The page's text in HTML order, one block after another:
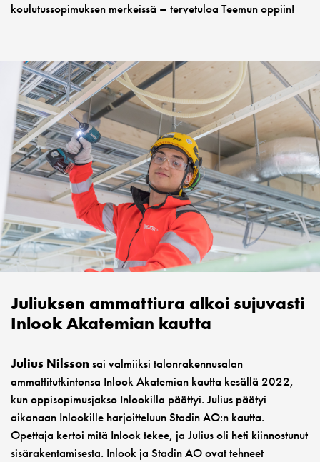
koulutussopimuksen merkeissä – tervetuloa Teemun oppiin!
Juliuksen ammattiura alkoi sujuvasti
Inlook Akatemian kautta
Julius Nilsson sai valmiiksi talonrakennusalan
ammattitutkintonsa Inlook Akatemian kautta kesällä 2022,
kun oppisopimusjakso Inlookilla päättyi. Julius päätyi
aikanaan Inlookille harjoitteluun Stadin AO:n kautta.
Opettaja kertoi mitä Inlook tekee, ja Julius oli heti kiinnostunut
sisärakentamisesta. Inlook ja Stadin AO ovat tehneet